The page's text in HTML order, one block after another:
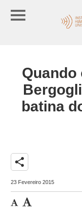
batina
share
23 Fevereiro 2015